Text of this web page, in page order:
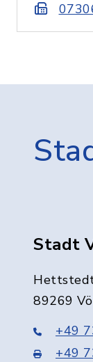
Stadt
89269
+49
+49